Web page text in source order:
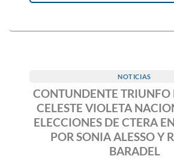
NOTICIAS
CONTUNDENTE TRIUNFO
CELESTE VIOLETA
ELECCIONES DE CTERA
POR SONIA ALESSO Y
BARADEL